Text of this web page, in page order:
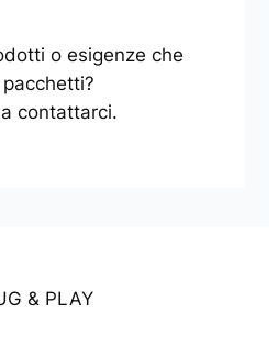
o esigenze che
contattarci.
& PLAY